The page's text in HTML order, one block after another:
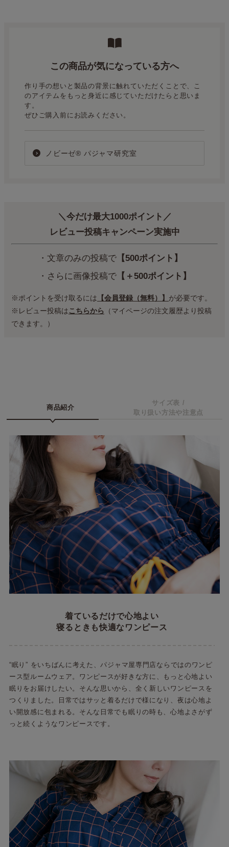
この商品が気になっている方へ
作り手の想いと製品の背景に触れていただくことで、こ
のアイテムをもっと身近に感じていただけたらと思いま
す。
ぜひご購入前にお読みください。
ノビーゼ® パジャマ研究室
＼今だけ最大1000ポイント／
レビュー投稿キャンペーン実施中
・文章のみの投稿で【500ポイント】
・さらに画像投稿で【＋500ポイント】
※ポイントを受け取るには 【会員登録（無料）】 が必要です。
※レビュー投稿はこちらから （マイページの注文履歴より投稿
できます。）
商品紹介
サイズ表 /
取り扱い方法や注意点
着ているだけで心地よい
寝るときも快適なワンピース
“眠り” をいちばんに考えた、パジャマ屋専門店ならではのワンピ
ース型ルームウェア。ワンピースが好きな方に、もっと心地よい
眠りをお届けしたい。そんな思いから、全く新しいワンピースを
つくりました。日常ではサッと着るだけで様になり、夜は心地よ
い開放感に包まれる。そんな日常でも眠りの時も、心地よさがず
っと続くようなワンピースです。